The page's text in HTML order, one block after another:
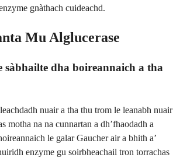
gnàthach cuideachd.
Mu Alglucerase
sàbhailte dha boireannaich a tha
nuair a tha thu trom le leanabh nuair
motha na na cunnartan a dh’fhaodadh a
le galar Gaucher air a bhith a’
enzyme gu soirbheachail tron torrachas